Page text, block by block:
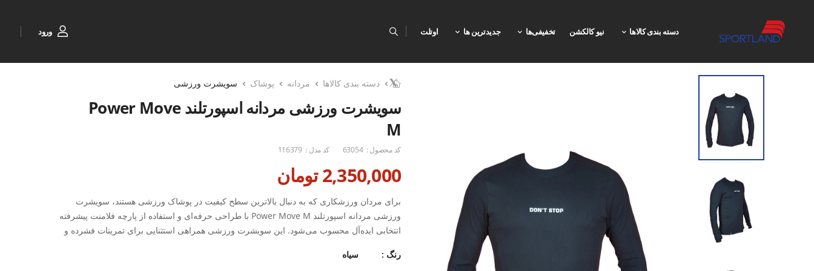
دسته بندی کالاها نیو کالکشن تخفیفی‌ها جدیدترین ها اوتلت ورود
دسته بندی کالاها مردانه پوشاک سویشرت ورزشی
سویشرت ورزشی مردانه اسپورتلند Power Move
M
کد محصول : 63054 کد مدل : 116379
2,350,000 تومان
برای مردان ورزشکاری که به دنبال بالاترین سطح کیفیت در پوشاک ورزشی هستند، سویشرت
ورزشی مردانه اسپورتلند Power Move M با طراحی حرفه‌ای و استفاده از پارچه فلامنت پیشرفته
انتخابی ایده‌آل محسوب می‌شود. این سویشرت ورزشی همراهی استثنایی برای تمرینات فشرده و
رنگ : سیاه